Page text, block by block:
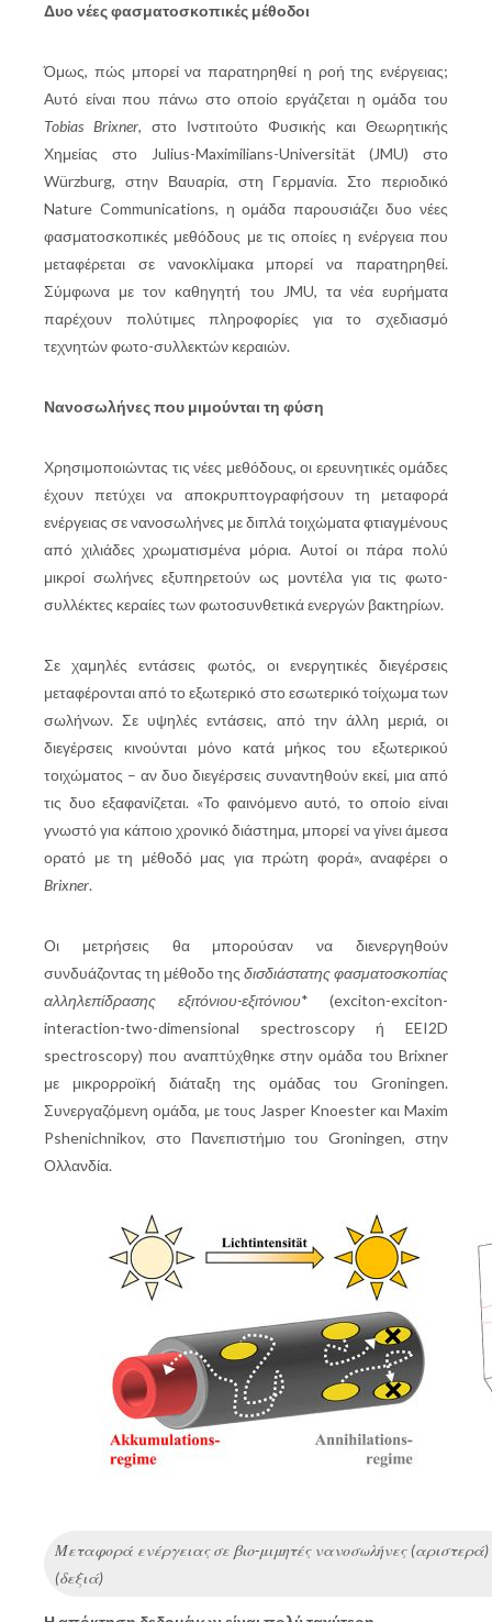
Δυο νέες φασματοσκοπικές μέθοδοι
Όμως, πώς μπορεί να παρατηρηθεί η ροή της ενέργειας;
Αυτό είναι που πάνω στο οποίο εργάζεται η ομάδα του
Tobias Brixner, στο Ινστιτούτο Φυσικής και Θεωρητικής
Χημείας στο Julius-Maximilians-Universität (JMU) στο
Würzburg, στην Βαυαρία, στη Γερμανία. Στο περιοδικό
Nature Communications, η ομάδα παρουσιάζει δυο νέες
φασματοσκοπικές μεθόδους με τις οποίες η ενέργεια που
μεταφέρεται σε νανοκλίμακα μπορεί να παρατηρηθεί.
Σύμφωνα με τον καθηγητή του JMU, τα νέα ευρήματα
παρέχουν πολύτιμες πληροφορίες για το σχεδιασμό
τεχνητών φωτο-συλλεκτών κεραιών.
Νανοσωλήνες που μιμούνται τη φύση
Χρησιμοποιώντας τις νέες μεθόδους, οι ερευνητικές ομάδες
έχουν πετύχει να αποκρυπτογραφήσουν τη μεταφορά
ενέργειας σε νανοσωλήνες με διπλά τοιχώματα φτιαγμένους
από χιλιάδες χρωματισμένα μόρια. Αυτοί οι πάρα πολύ
μικροί σωλήνες εξυπηρετούν ως μοντέλα για τις φωτο-
συλλέκτες κεραίες των φωτοσυνθετικά ενεργών βακτηρίων.
Σε χαμηλές εντάσεις φωτός, οι ενεργητικές διεγέρσεις
μεταφέρονται από το εξωτερικό στο εσωτερικό τοίχωμα των
σωλήνων. Σε υψηλές εντάσεις, από την άλλη μεριά, οι
διεγέρσεις κινούνται μόνο κατά μήκος του εξωτερικού
τοιχώματος – αν δυο διεγέρσεις συναντηθούν εκεί, μια από
τις δυο εξαφανίζεται. «Το φαινόμενο αυτό, το οποίο είναι
γνωστό για κάποιο χρονικό διάστημα, μπορεί να γίνει άμεσα
ορατό με τη μέθοδό μας για πρώτη φορά», αναφέρει ο
Brixner.
Οι μετρήσεις θα μπορούσαν να διενεργηθούν
συνδυάζοντας τη μέθοδο της δισδιάστατης φασματοσκοπίας
αλληλεπίδρασης εξιτόνιου-εξιτόνιου* (exciton-exciton-
interaction-two-dimensional spectroscopy ή EEI2D
spectroscopy) που αναπτύχθηκε στην ομάδα του Brixner
με μικρορροϊκή διάταξη της ομάδας του Groningen.
Συνεργαζόμενη ομάδα, με τους Jasper Knoester και Maxim
Pshenichnikov, στο Πανεπιστήμιο του Groningen, στην
Ολλανδία.
Μεταφορά ενέργειας σε βιο-μιμητές νανοσωλήνες
(δεξιά)